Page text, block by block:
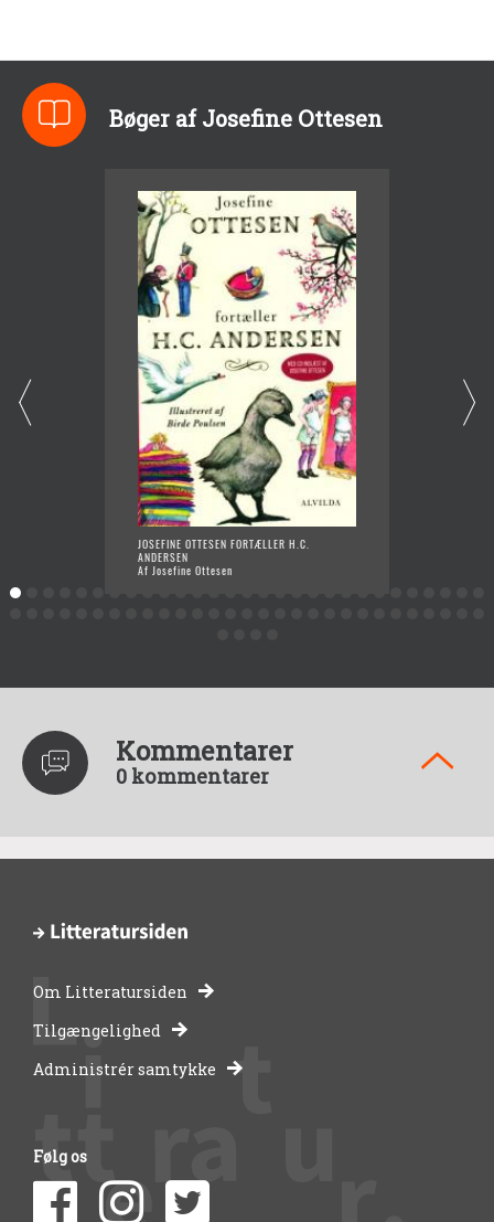
Bøger af Josefine Ottesen
JOSEFINE OTTESEN FORTÆLLER H.C.
ANDERSEN
Af Josefine Ottesen
Kommentarer
0 kommentarer
-
bibliotekernes
side
om
Om Litteratursiden
Tilgængelighed
Administrér samtykke
Følg os